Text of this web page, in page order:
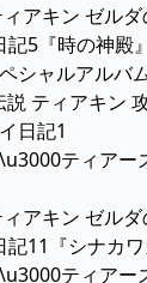
アキン ゼル
記5『時の神殿
シャルアルバ
説 ティアキン
日記1
アキン ゼル
11『シナカワ